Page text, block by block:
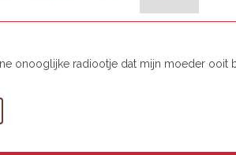
onooglijke radiootje dat mijn moeder ooit